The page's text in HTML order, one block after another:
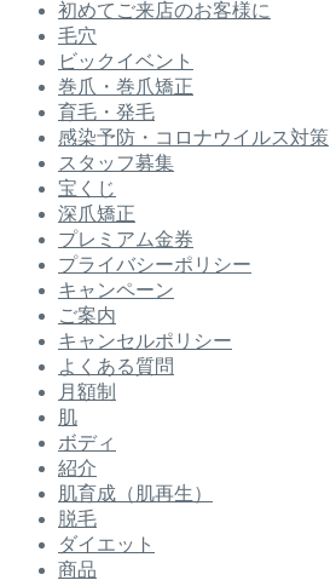
初めてご来店のお客様に
毛穴
ビックイベント
巻爪・巻爪矯正
育毛・発毛
感染予防・コロナウイルス対策
スタッフ募集
宝くじ
深爪矯正
プレミアム金券
プライバシーポリシー
キャンペーン
ご案内
キャンセルポリシー
よくある質問
月額制
肌
ボディ
紹介
肌育成（肌再生）
脱毛
ダイエット
商品